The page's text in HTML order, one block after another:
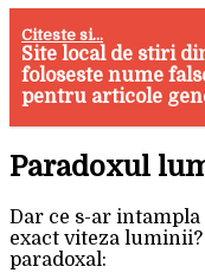
Citeste si...
Site local de stiri
foloseste nume
pentru articole
Paradoxul
Dar ce s-ar
exact viteza
paradoxal: